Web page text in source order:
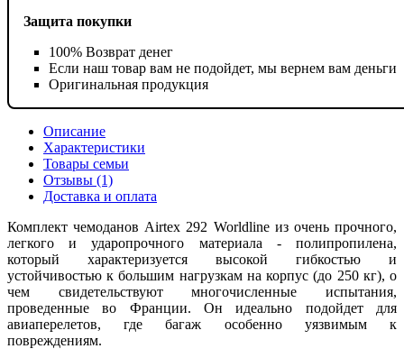
Защита покупки
100% Возврат денег
Если наш товар вам не подойдет, мы вернем вам деньги
Оригинальная продукция
Описание
Характеристики
Товары семьи
Отзывы (1)
Доставка и оплата
Комплект чемоданов Airtex 292 Worldline из очень прочного,
легкого и ударопрочного материала - полипропилена,
который характеризуется высокой гибкостью и
устойчивостью к большим нагрузкам на корпус (до 250 кг), о
чем свидетельствуют многочисленные испытания,
проведенные во Франции. Он идеально подойдет для
авиаперелетов, где багаж особенно уязвимым к
повреждениям.